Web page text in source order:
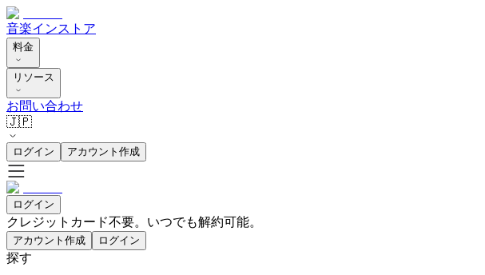
音楽インストア
料金
リソース
お問い合わせ
🇯🇵
ログイン アカウント作成
ログイン
クレジットカード不要。いつでも解約可能。
アカウント作成 ログイン
探す